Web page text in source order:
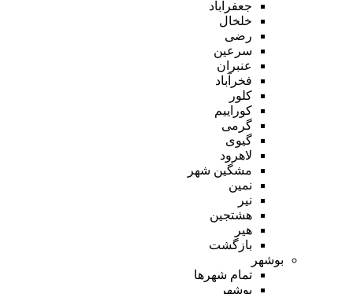
جعفرآباد
خلخال
رضی
سرعین
عنبران
فخرآباد
کلور
کوراییم
گرمی
گیوی
لاهرود
مشگین شهر
نمین
نیر
هشتجین
هیر
بازگشت
بوشهر
تمام شهر‌ها
بوشهر